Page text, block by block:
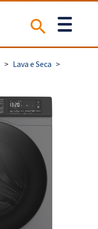
> Lava e Seca >